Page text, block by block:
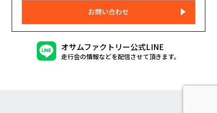
お問い合わせ
オサムファクトリー公式LINE
走行会の情報などを配信させて頂きます。